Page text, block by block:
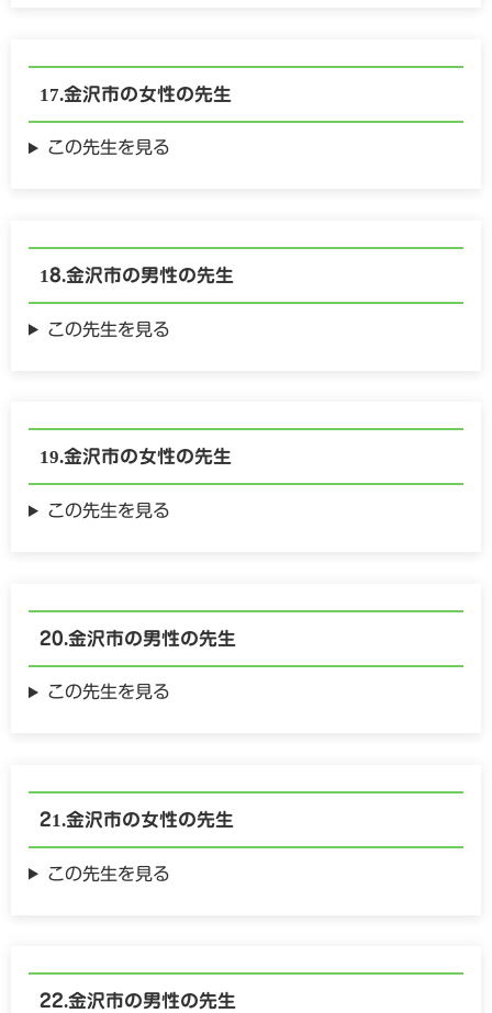
金沢市の女性の先生
この先生を見る
金沢市の男性の先生
この先生を見る
金沢市の女性の先生
この先生を見る
金沢市の男性の先生
この先生を見る
金沢市の女性の先生
この先生を見る
金沢市の男性の先生